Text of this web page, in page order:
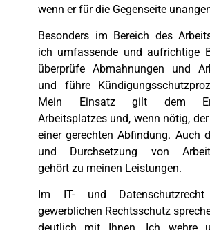
wenn er für die Gegenseite
Besonders im Bereich des
ich umfassende und aufrichtige
überprüfe Abmahnungen und
und führe
Mein Einsatz gilt dem
Arbeitsplatzes und, wenn nötig,
einer gerechten Abfindung. Auch
und Durchsetzung von
gehört zu meinen Leistungen.
Im IT- und
gewerblichen Rechtsschutz